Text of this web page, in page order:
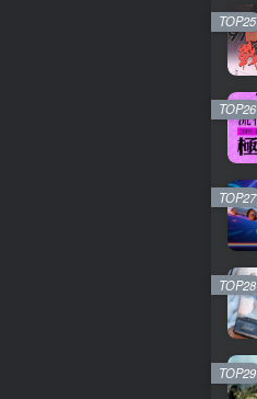
TOP25
TOP26
TOP27
TOP28
TOP29